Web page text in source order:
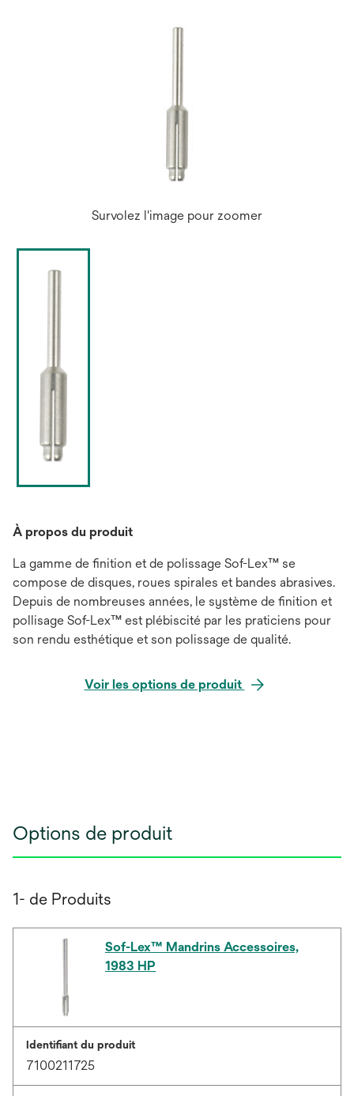
Survolez l'image pour zoomer
À propos du produit
La gamme de finition et de polissage Sof-Lex™ se
compose de disques, roues spirales et bandes abrasives.
Depuis de nombreuses années, le système de finition et
pollisage Sof-Lex™ est plébiscité par les praticiens pour
son rendu esthétique et son polissage de qualité.
Voir les options de produit
Options de produit
1- de Produits
Sof-Lex™ Mandrins Accessoires,
1983 HP
Identifiant du produit
7100211725